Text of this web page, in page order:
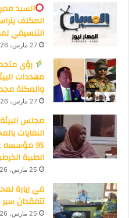
السيد
المكلف
التنسيقي
27 مارس، 2026
رؤى
مهددات
والمكنة
27 مارس، 2026
مجلس
النفايات
95 مؤسسه
الطبية
25 مارس، 2026
في زيارة
تتفقدان
25 مارس، 2026